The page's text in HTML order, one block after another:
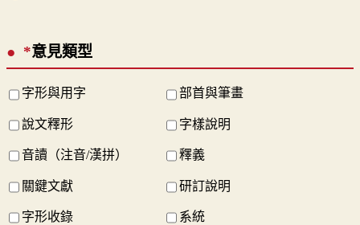
*意見類型
字形與用字 部首與筆畫
說文釋形 字樣說明
音讀（注音/漢拼） 釋義
關鍵文獻 研訂說明
字形收錄 系統